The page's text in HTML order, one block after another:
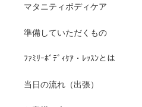
マタニティボディケア
準備していただくもの
ﾌｧﾐﾘｰﾎﾞﾃﾞｨｹｱ・ﾚｯｽﾝとは
当日の流れ（出張）